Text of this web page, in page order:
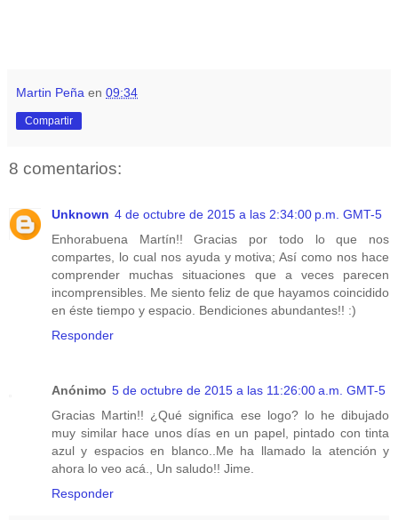
Martin Peña en 09:34
Compartir
8 comentarios:
Unknown 4 de octubre de 2015 a las 2:34:00 p.m. GMT-5
Enhorabuena Martín!! Gracias por todo lo que nos
compartes, lo cual nos ayuda y motiva; Así como nos hace
comprender muchas situaciones que a veces parecen
incomprensibles. Me siento feliz de que hayamos coincidido
en éste tiempo y espacio. Bendiciones abundantes!! :)
Responder
Anónimo 5 de octubre de 2015 a las 11:26:00 a.m. GMT-5
Gracias Martin!! ¿Qué significa ese logo? lo he dibujado
muy similar hace unos días en un papel, pintado con tinta
azul y espacios en blanco..Me ha llamado la atención y
ahora lo veo acá., Un saludo!! Jime.
Responder